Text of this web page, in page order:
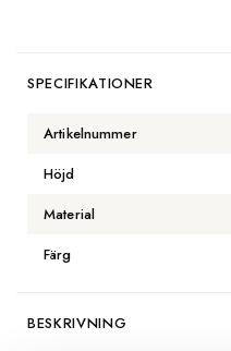
SPECIFIKATIONER
Artikelnummer
Höjd
Material
Färg
BESKRIVNING